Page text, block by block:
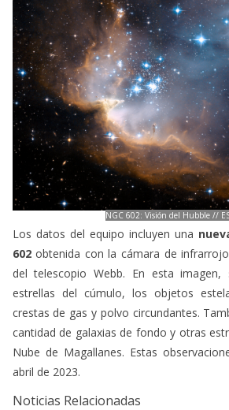
NGC 602: Visión del Hubble //
Los datos del equipo incluyen una
602obtenida con la cámara de
del telescopio Webb. En esta
estrellas del cúmulo, los objetos
crestas de gas y polvo circundantes.
cantidad de galaxias de fondo y otras
Nube de Magallanes. Estas
abril de 2023.
Noticias Relacionadas